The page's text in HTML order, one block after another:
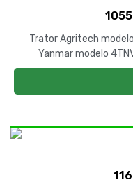
Trator Agritech
Yanmar modelo